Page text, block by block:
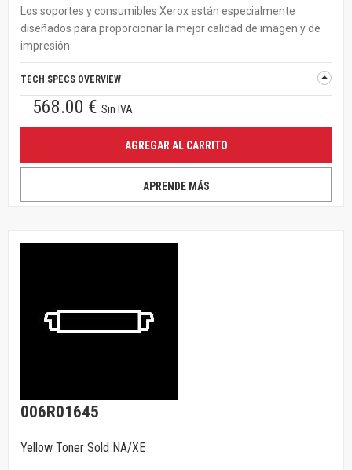
Los soportes y consumibles Xerox están especialmente
diseñados para proporcionar la mejor calidad de imagen y de
impresión.
TECH SPECS OVERVIEW
568.00 € Sin IVA
AGREGAR AL CARRITO
APRENDE MÁS
006R01645
Yellow Toner Sold NA/XE